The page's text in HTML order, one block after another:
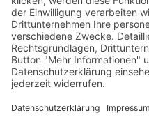
Informationen
Über Mich
Impressum
AGB
Datenschutzerklärung